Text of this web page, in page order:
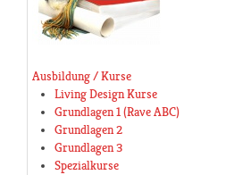
Ausbildung / Kurse
Living Design Kurse
Grundlagen 1 (Rave ABC)
Grundlagen 2
Grundlagen 3
Spezialkurse